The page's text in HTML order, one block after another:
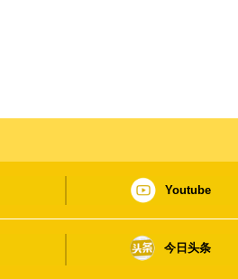
Youtube
今日头条